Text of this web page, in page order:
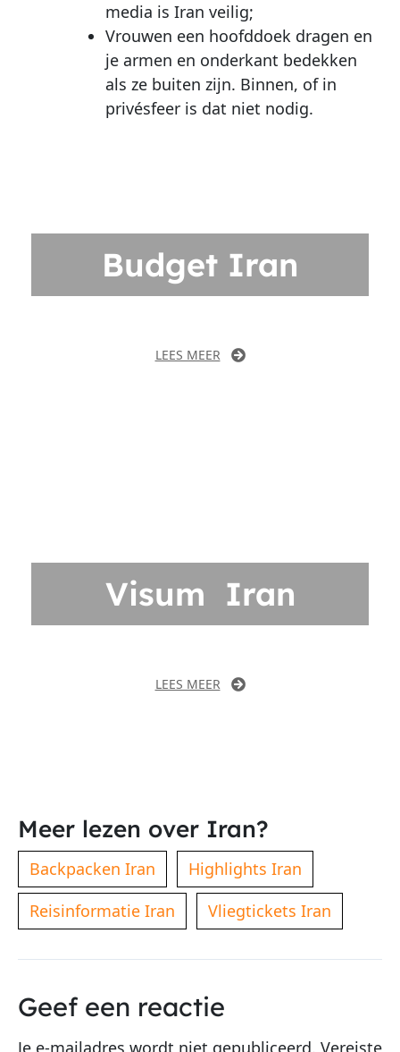
media is Iran veilig;
Vrouwen een hoofddoek dragen en
je armen en onderkant bedekken
als ze buiten zijn. Binnen, of in
privésfeer is dat niet nodig.
Budget Iran
LEES MEER
Visum Iran
LEES MEER
Meer lezen over Iran?
Backpacken Iran
Highlights Iran
Reisinformatie Iran
Vliegtickets Iran
Geef een reactie
Je e-mailadres wordt niet gepubliceerd. Vereiste